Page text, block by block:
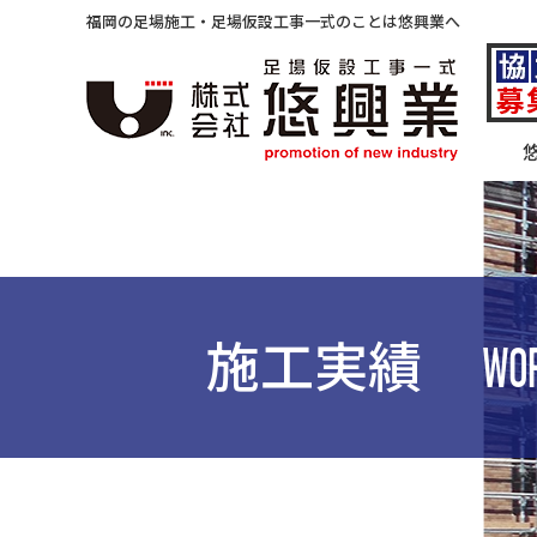
福岡の足場施工・足場仮設工事一式のことは悠興業へ
施工実績